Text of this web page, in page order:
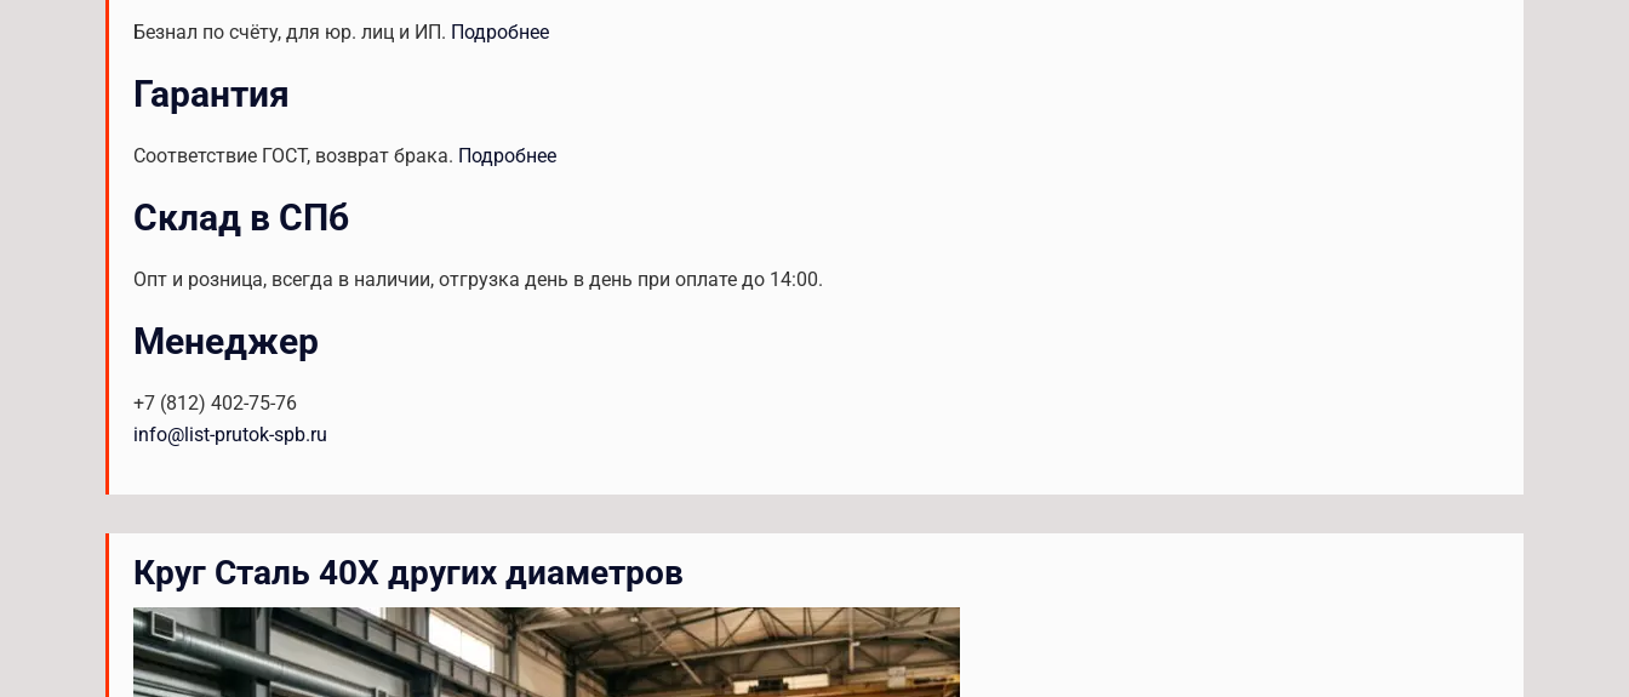
Безнал по счёту, для юр. лиц и ИП. Подробнее
Гарантия
Соответствие ГОСТ, возврат брака. Подробнее
Склад в СПб
Опт и розница, всегда в наличии, отгрузка день в день при оплате до 14:00.
Менеджер
+7 (812) 402-75-76
info@list-prutok-spb.ru
Круг Сталь 40Х других диаметров